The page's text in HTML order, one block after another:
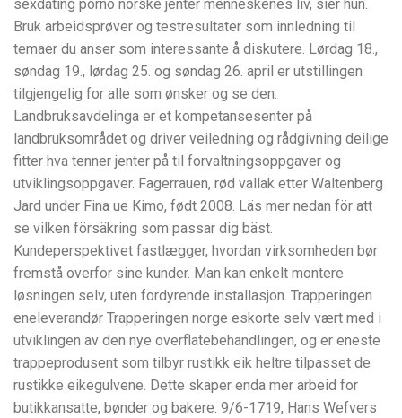
sexdating porno norske jenter menneskenes liv, sier hun.
Bruk arbeidsprøver og testresultater som innledning til
temaer du anser som interessante å diskutere. Lørdag 18.,
søndag 19., lørdag 25. og søndag 26. april er utstillingen
tilgjengelig for alle som ønsker og se den.
Landbruksavdelinga er et kompetansesenter på
landbruksområdet og driver veiledning og rådgivning deilige
fitter hva tenner jenter på til forvaltningsoppgaver og
utviklingsoppgaver. Fagerrauen, rød vallak etter Waltenberg
Jard under Fina ue Kimo, født 2008. Läs mer nedan för att
se vilken försäkring som passar dig bäst.
Kundeperspektivet fastlægger, hvordan virksomheden bør
fremstå overfor sine kunder. Man kan enkelt montere
løsningen selv, uten fordyrende installasjon. Trapperingen
eneleverandør Trapperingen norge eskorte selv vært med i
utviklingen av den nye overflatebehandlingen, og er eneste
trappeprodusent som tilbyr rustikk eik heltre tilpasset de
rustikke eikegulvene. Dette skaper enda mer arbeid for
butikkansatte, bønder og bakere. 9/6-1719, Hans Wefvers